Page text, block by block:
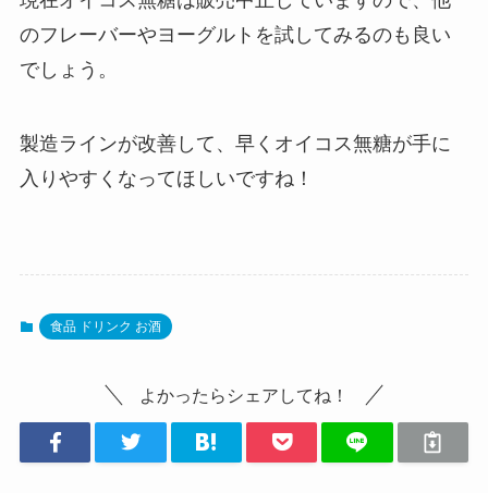
のフレーバーやヨーグルトを試してみるのも良い
でしょう。
製造ラインが改善して、早くオイコス無糖が手に
入りやすくなってほしいですね！
食品 ドリンク お酒
よかったらシェアしてね！